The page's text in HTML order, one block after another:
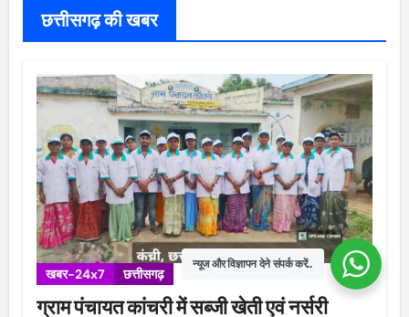
छत्तीसगढ़ की खबर
खबर-24x7 छत्तीसगढ़
ग्राम पंचायत कांचरी में सब्जी खेती एवं नर्सरी
न्यूज और विज्ञापन देने संपर्क करें..